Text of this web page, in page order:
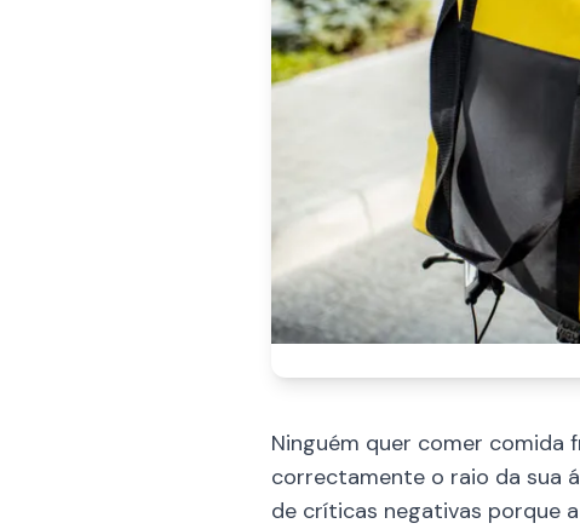
Ninguém quer comer comida
correctamente o raio da sua
de críticas negativas porque